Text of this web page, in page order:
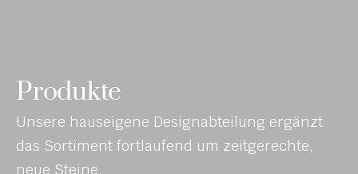
INE-
KAT
ALO
G
MATERIALIEN
STEINMETZFINDER
3D-KONFIGURATOR
DOWNLOADS
Produkte
Unsere hauseigene Designabteilung ergänzt
das Sortiment fortlaufend um zeitgerechte,
neue Steine.